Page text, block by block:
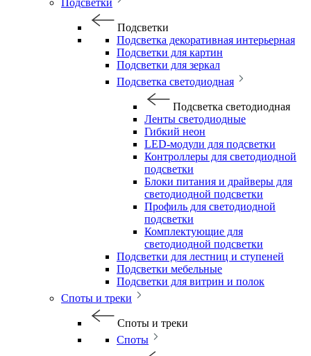
Подсветки
Подсветки
Подсветка декоративная интерьерная
Подсветки для картин
Подсветки для зеркал
Подсветка светодиодная
Подсветка светодиодная
Ленты светодиодные
Гибкий неон
LED-модули для подсветки
Контроллеры для светодиодной
подсветки
Блоки питания и драйверы для
светодиодной подсветки
Профиль для светодиодной
подсветки
Комплектующие для
светодиодной подсветки
Подсветки для лестниц и ступеней
Подсветки мебельные
Подсветки для витрин и полок
Споты и треки
Споты и треки
Споты